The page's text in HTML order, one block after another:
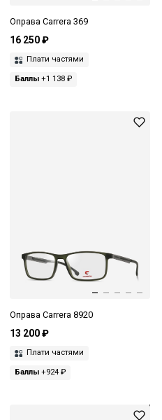
Оправа Carrera 369
16 250 ₽
Плати частями
Баллы +1 138 ₽
Оправа Carrera 8920
13 200 ₽
Плати частями
Баллы +924 ₽